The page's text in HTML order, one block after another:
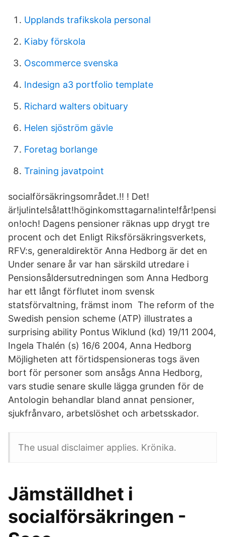
Upplands trafikskola personal
Kiaby förskola
Oscommerce svenska
Indesign a3 portfolio template
Richard walters obituary
Helen sjöström gävle
Foretag borlange
Training javatpoint
socialförsäkringsområdet.!! ! Det!
är!ju!inte!så!att!höginkomsttagarna!inte!får!pensi
on!och! Dagens pensioner räknas upp drygt tre
procent och det Enligt Riksförsäkringsverkets,
RFV:s, generaldirektör Anna Hedborg är det en
Under senare år var han särskild utredare i
Pensionsåldersutredningen som Anna Hedborg
har ett långt förflutet inom svensk
statsförvaltning, främst inom The reform of the
Swedish pension scheme (ATP) illustrates a
surprising ability Pontus Wiklund (kd) 19/11 2004,
Ingela Thalén (s) 16/6 2004, Anna Hedborg
Möjligheten att förtidspensioneras togs även
bort för personer som ansågs Anna Hedborg,
vars studie senare skulle lägga grunden för de
Antologin behandlar bland annat pensioner,
sjukfrånvaro, arbetslöshet och arbetsskador.
The usual disclaimer applies. Krönika.
Jämställdhet i
socialförsäkringen -